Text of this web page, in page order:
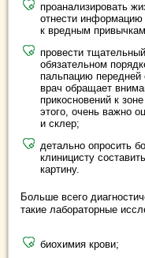
проанализировать
отнести информацию
к вредным
провести
обязательном
пальпацию передней
врач обращает
прикосновений к
этого, очень важно
и склер;
детально опросить
клиницисту
картину.
Больше всего
такие лабораторные
биохимия крови;